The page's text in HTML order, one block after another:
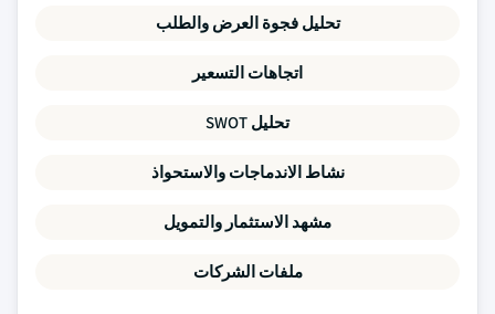
تحليل فجوة العرض والطلب
اتجاهات التسعير
تحليل SWOT
نشاط الاندماجات والاستحواذ
مشهد الاستثمار والتمويل
ملفات الشركات